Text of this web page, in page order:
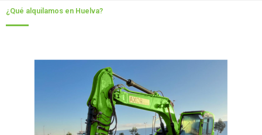
¿Qué alquilamos en Huelva?